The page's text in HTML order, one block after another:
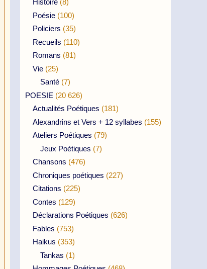
Histoire (8)
Poésie (100)
Policiers (35)
Recueils (110)
Romans (81)
Vie (25)
Santé (7)
POESIE (20 626)
Actualités Poétiques (181)
Alexandrins et Vers + 12 syllabes (155)
Ateliers Poétiques (79)
Jeux Poétiques (7)
Chansons (476)
Chroniques poétiques (227)
Citations (225)
Contes (129)
Déclarations Poétiques (626)
Fables (753)
Haikus (353)
Tankas (1)